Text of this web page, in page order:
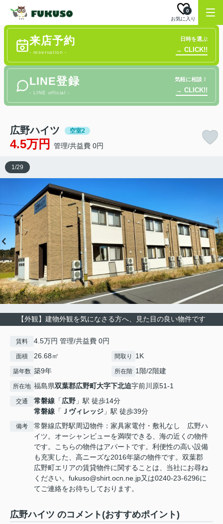
お気に入り
0
来店予約
- reservation -
日時を選ぶ
→ CLICK!!
LINE登録
- LINE official -
気軽に相談！
→ CLICK!!
広野ハイツ 空室2
4.5万円 管理/共益費 0円
【外観】建物外観を気になさる方へ、見た目の良い物件です
1/29
賃料 4.5万円 管理/共益費 0円
面積 26.68㎡ 間取り 1K
築年数 築9年 所在階 1階/2階建
所在地 福島県双葉郡広野町大字下北迫字前川原51-1
交通 常磐線 「広野 」駅 徒歩14分
常磐線 「 Ｊヴィレッジ 」駅 徒歩39分
備考
常磐線広野駅周辺物件：家具家電付・敷礼なし 広野ハ
イツ。オーシャンビューを満喫できる、海の近くの物件
です。こちらの物件はアパートです。利便性の高い設備
も充実した、高ニーズな2016年築の物件です。双葉郡
広野町エリアの賃貸物件に関することは、当社にお尋ね
ください。fukuso@shirt.ocn.ne.jp又は0240-23-6296に
てご連絡をお待ちしております。
広野ハイツ のコメント(おすすめポイント)